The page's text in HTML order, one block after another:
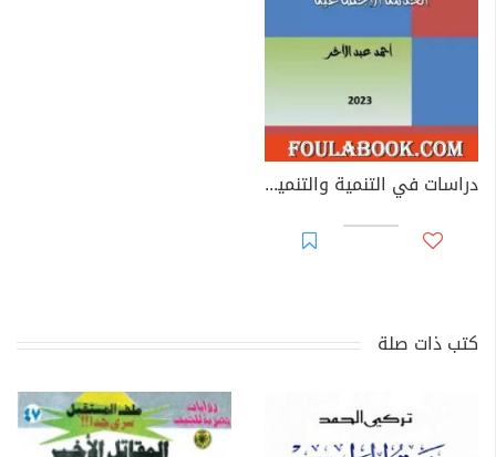
دراسات في التنمية والتنمية المستدامة في الخدمة الاجتماعية
كتب ذات صلة